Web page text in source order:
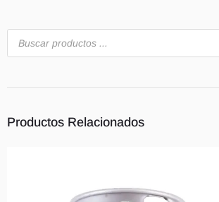
Contacts
Productos Relacionados